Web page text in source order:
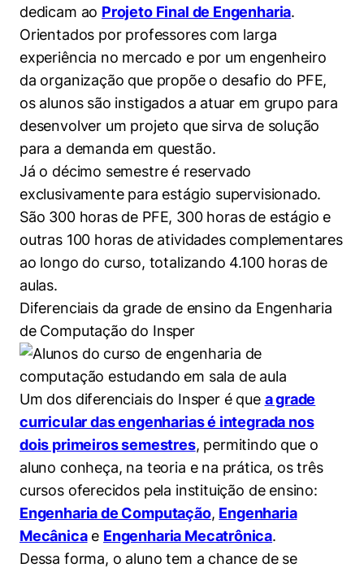
dedicam ao Projeto Final de Engenharia.
Orientados por professores com larga
experiência no mercado e por um engenheiro
da organização que propõe o desafio do PFE,
os alunos são instigados a atuar em grupo para
desenvolver um projeto que sirva de solução
para a demanda em questão.
Já o décimo semestre é reservado
exclusivamente para estágio supervisionado.
São 300 horas de PFE, 300 horas de estágio e
outras 100 horas de atividades complementares
ao longo do curso, totalizando 4.100 horas de
aulas.
Diferenciais da grade de ensino da Engenharia
de Computação do Insper
Um dos diferenciais do Insper é que a grade
curricular das engenharias é integrada nos
dois primeiros semestres, permitindo que o
aluno conheça, na teoria e na prática, os três
cursos oferecidos pela instituição de ensino:
Engenharia de Computação, Engenharia
Mecânicae Engenharia Mecatrônica.
Dessa forma, o aluno tem a chance de se
Cookies estritamente necessários
Cookies de preferências de usuário